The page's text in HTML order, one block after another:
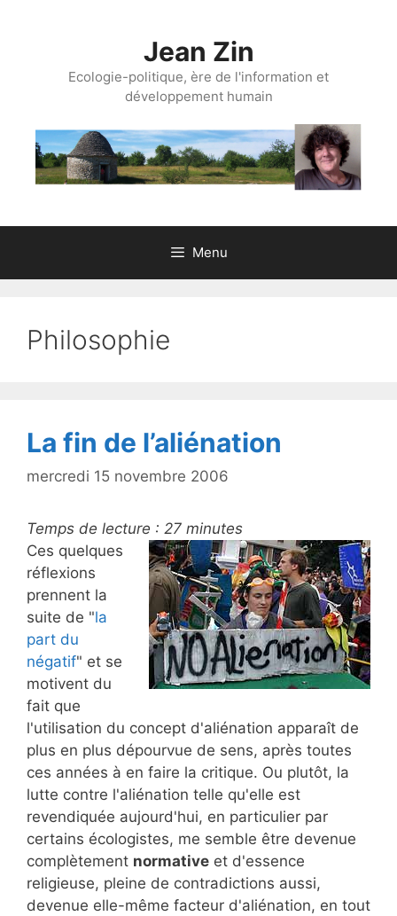
Jean Zin
Ecologie-politique, ère de l'information et
développement humain
Menu
Philosophie
La fin de l’aliénation
mercredi 15 novembre 2006
Temps de lecture : 27 minutes
Ces quelques
réflexions
prennent la
suite de "la
part du
négatif" et se
motivent du
fait que
l'utilisation du concept d'aliénation apparaît de
plus en plus dépourvue de sens, après toutes
ces années à en faire la critique. Ou plutôt, la
lutte contre l'aliénation telle qu'elle est
revendiquée aujourd'hui, en particulier par
certains écologistes, me semble être devenue
complètement normative et d'essence
religieuse, pleine de contradictions aussi,
devenue elle-même facteur d'aliénation, en tout